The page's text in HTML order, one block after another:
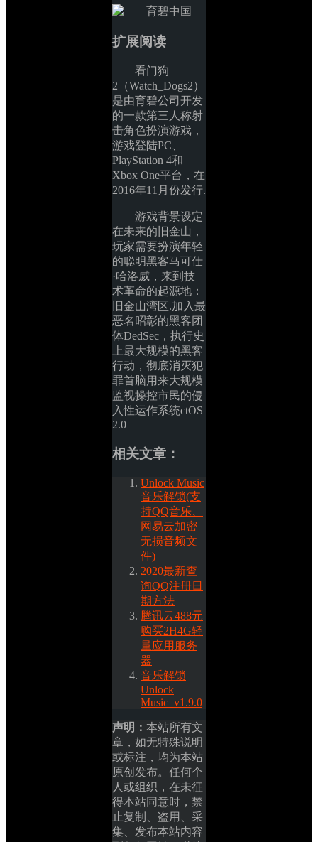
扩展阅读
看门狗
2（Watch_Dogs2）
是由育碧公司开发
的一款第三人称射
击角色扮演游戏，
游戏登陆PC、
PlayStation 4和
Xbox One平台，在
2016年11月份发行.
游戏背景设定
在未来的旧金山，
玩家需要扮演年轻
的聪明黑客马可仕
·哈洛威，来到技
术革命的起源地：
旧金山湾区.加入最
恶名昭彰的黑客团
体DedSec，执行史
上最大规模的黑客
行动，彻底消灭犯
罪首脑用来大规模
监视操控市民的侵
入性运作系统ctOS
2.0
相关文章：
Unlock Music
音乐解锁(支
持QQ音乐、
网易云加密
无损音频文
件)
2020最新查
询QQ注册日
期方法
腾讯云488元
购买2H4G轻
量应用服务
器
音乐解锁
Unlock
Music_v1.9.0
声明： 本站所有文
章，如无特殊说明
或标注，均为本站
原创发布。任何个
人或组织，在未征
得本站同意时，禁
止复制、盗用、采
集、发布本站内容